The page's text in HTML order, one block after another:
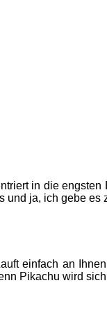
in die engsten
ja, ich gebe es
einfach an
Pikachu wird